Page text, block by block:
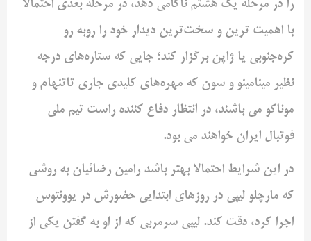
را در مرحله یک هشتم ناکامی دهد، در مرحله بعدی احتمالا
با اهمیت ترین و سخت‌ترین دیدار خود را روبه رو
کره‌‎جنوبی یا ژاپن برگزار کند؛ جایی که ستاره‌های درجه
نظیر مینامینو و سون که مهره‌های کلیدی جاری تاتنهام و
موناکو می باشند، در انتظار دفاع کننده راست تیم ملی
فوتبال ایران خواهند می بود.
در این شرایط احتمالا بهتر باشد رامین رضائیان به روشی
که مارچلو لیپی در روزهای ابتدایی حضورش در یوونتوس
اجرا کرد، دقت کند. لیپی سرمربی که از او به گفتن یکی از